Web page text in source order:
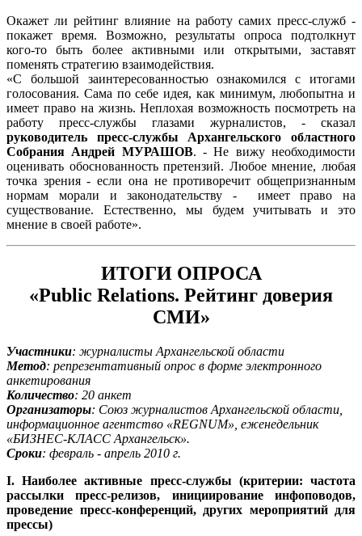
Окажет ли рейтинг влияние на работу самих пресс-служб -
покажет время. Возможно, результаты опроса подтолкнут
кого-то быть более активными или открытыми, заставят
поменять стратегию взаимодействия.
«С большой заинтересованностью ознакомился с итогами
голосования. Сама по себе идея, как минимум, любопытна и
имеет право на жизнь. Неплохая возможность посмотреть на
работу пресс-службы глазами журналистов, - сказал
руководитель пресс-службы Архангельского областного
Собрания Андрей МУРАШОВ. - Не вижу необходимости
оценивать обоснованность претензий. Любое мнение, любая
точка зрения - если она не противоречит общепризнанным
нормам морали и законодательству - имеет право на
существование. Естественно, мы будем учитывать и это
мнение в своей работе».
ИТОГИ ОПРОСА
«Public Relations. Рейтинг доверия
СМИ»
Участники: журналисты Архангельской области
Метод: репрезентативный опрос в форме электронного
анкетирования
Количество: 20 анкет
Организаторы: Союз журналистов Архангельской области,
информационное агентство «REGNUM», еженедельник
«БИЗНЕС-КЛАСС Архангельск».
Сроки: февраль - апрель 2010 г.
I. Наиболее активные пресс-службы (критерии: частота
рассылки пресс-релизов, инициирование инфоповодов,
проведение пресс-конференций, других мероприятий для
прессы)